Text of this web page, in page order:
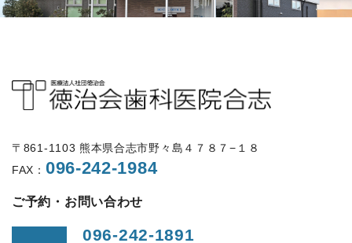
〒861-1103 熊本県合志市野々島４７８７−１８
FAX： 096-242-1984
ご予約・お問い合わせ
096-242-1891